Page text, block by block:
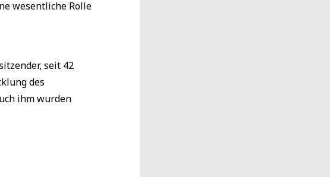
wesentliche Rolle
seit 42
des
ihm wurden